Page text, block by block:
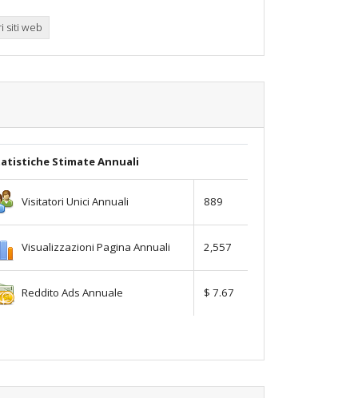
siti web
Stimate Annuali
Visitatori Unici Annuali 889
Visualizzazioni Pagina Annuali 2,557
Reddito Ads Annuale $ 7.67